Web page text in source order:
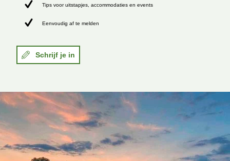
Tips voor uitstapjes, accommodaties en events
Eenvoudig af te melden
Schrijf je in